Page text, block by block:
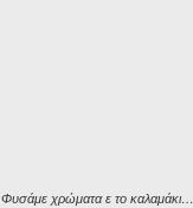
Φυσάμε χρώματα ε το καλαμάκι…